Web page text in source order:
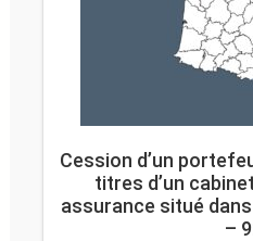
Cession d’un
titres d’un
assurance situé
–